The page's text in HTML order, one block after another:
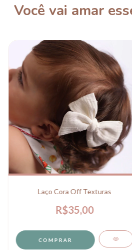
Você vai amar
Laço Cora Off Texturas
R$35,00
COMPRAR